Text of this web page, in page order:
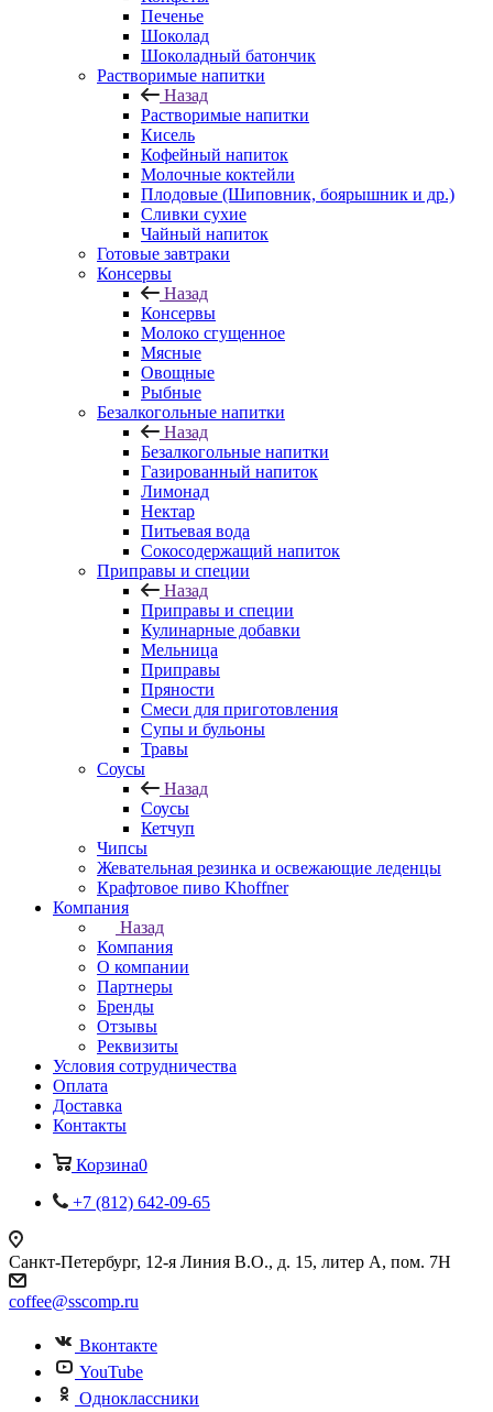
Печенье
Шоколад
Шоколадный батончик
Растворимые напитки
Назад
Растворимые напитки
Кисель
Кофейный напиток
Молочные коктейли
Плодовые (Шиповник, боярышник и др.)
Сливки сухие
Чайный напиток
Готовые завтраки
Консервы
Назад
Консервы
Молоко сгущенное
Мясные
Овощные
Рыбные
Безалкогольные напитки
Назад
Безалкогольные напитки
Газированный напиток
Лимонад
Нектар
Питьевая вода
Сокосодержащий напиток
Приправы и специи
Назад
Приправы и специи
Кулинарные добавки
Мельница
Приправы
Пряности
Смеси для приготовления
Супы и бульоны
Травы
Соусы
Назад
Соусы
Кетчуп
Чипсы
Жевательная резинка и освежающие леденцы
Крафтовое пиво Khoffner
Компания
Назад
Компания
О компании
Партнеры
Бренды
Отзывы
Реквизиты
Условия сотрудничества
Оплата
Доставка
Контакты
Корзина0
+7 (812) 642-09-65
Санкт-Петербург, 12-я Линия В.О., д. 15, литер А, пом. 7Н
coffee@sscomp.ru
Вконтакте
YouTube
Одноклассники